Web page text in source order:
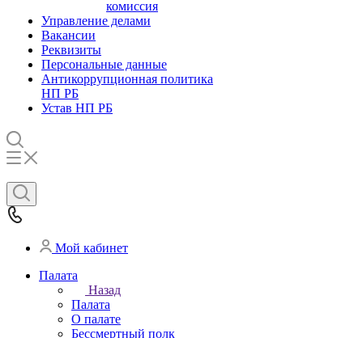
комиссия
Управление делами
Вакансии
Реквизиты
Персональные данные
Антикоррупционная политика
НП РБ
Устав НП РБ
Мой кабинет
Палата
Назад
Палата
О палате
Бессмертный полк